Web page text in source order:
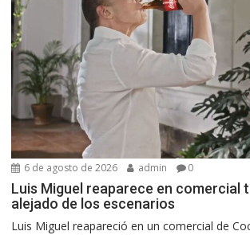
6 de agosto de 2026 admin 0
Luis Miguel reaparece en comercial
alejado de los escenarios
Luis Miguel reapareció en un comercial de